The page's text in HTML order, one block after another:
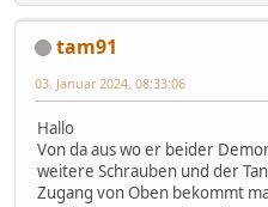
tam91
03. Januar 2024, 08:33:06
Hallo
Von da aus wo er beider
weitere Schrauben und der
Zugang von Oben bekommt